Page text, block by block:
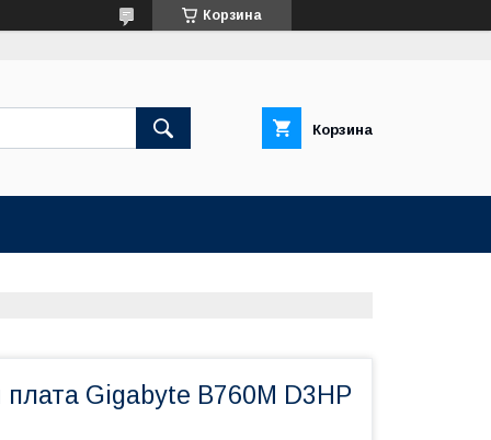
Корзина
Корзина
Gigabyte B760M D3HP